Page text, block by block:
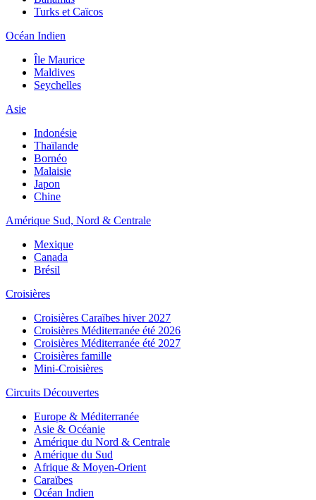
Turks et Caïcos
Océan Indien
Île Maurice
Maldives
Seychelles
Asie
Indonésie
Thaïlande
Bornéo
Malaisie
Japon
Chine
Amérique Sud, Nord & Centrale
Mexique
Canada
Brésil
Croisières
Croisières Caraïbes hiver 2027
Croisières Méditerranée été 2026
Croisières Méditerranée été 2027
Croisières famille
Mini-Croisières
Circuits Découvertes
Europe & Méditerranée
Asie & Océanie
Amérique du Nord & Centrale
Amérique du Sud
Afrique & Moyen-Orient
Caraïbes
Océan Indien